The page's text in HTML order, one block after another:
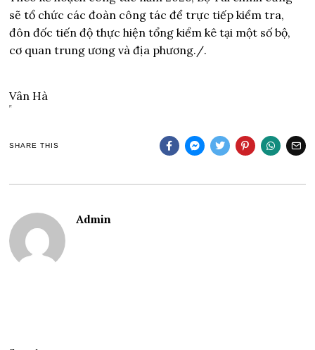
sẽ tổ chức các đoàn công tác để trực tiếp kiểm tra,
đôn đốc tiến độ thực hiện tổng kiểm kê tại một số bộ,
cơ quan trung ương và địa phương./.
Vân Hà
SHARE THIS
Admin